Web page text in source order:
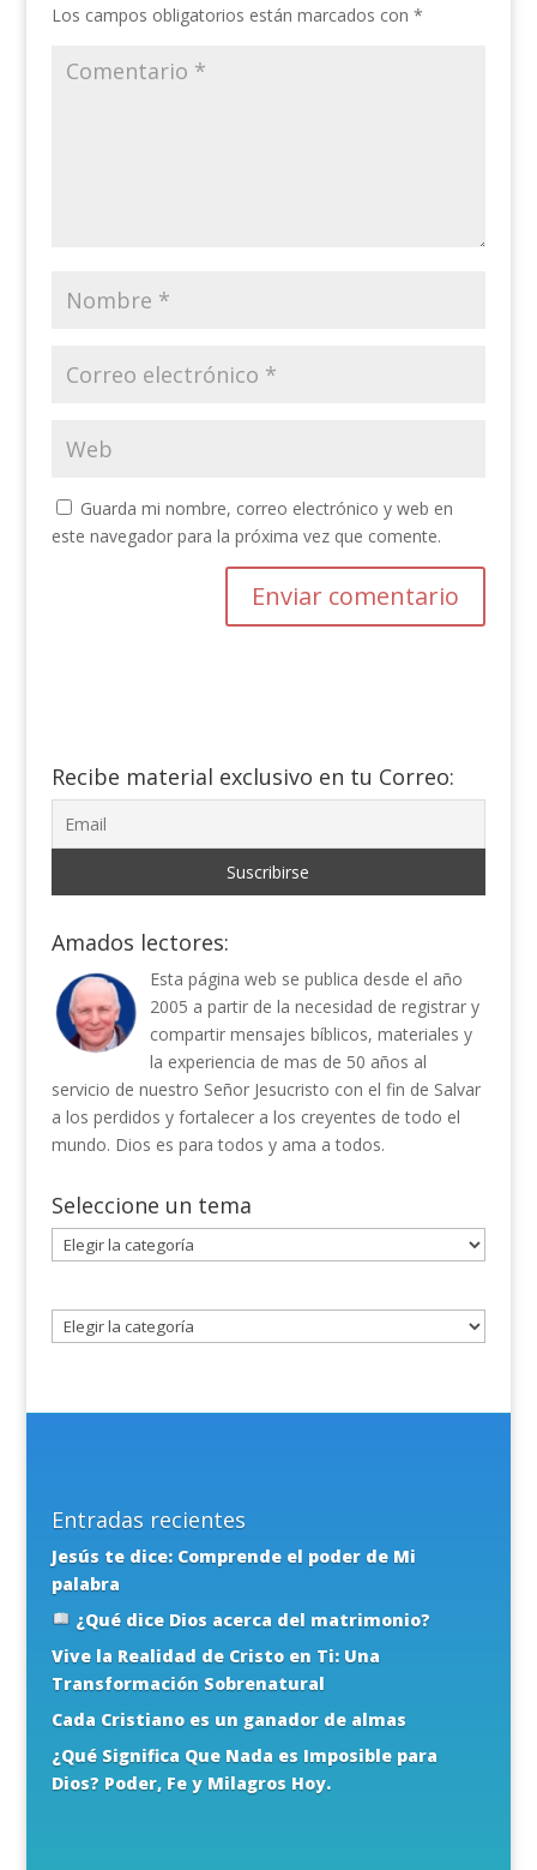
Los campos obligatorios están marcados con *
Guarda mi nombre, correo electrónico y web en
este navegador para la próxima vez que comente.
Recibe material exclusivo en tu Correo:
Amados lectores:
Esta página web se publica desde el año
2005 a partir de la necesidad de registrar y
compartir mensajes bíblicos, materiales y
la experiencia de mas de 50 años al
servicio de nuestro Señor Jesucristo con el fin de Salvar
a los perdidos y fortalecer a los creyentes de todo el
mundo. Dios es para todos y ama a todos.
Seleccione un tema
Seleccione
un
Entradas recientes
Jesús te dice: Comprende el poder de Mi
palabra
¿Qué dice Dios acerca del matrimonio?
Vive la Realidad de Cristo en Ti: Una
Transformación Sobrenatural
Cada Cristiano es un ganador de almas
¿Qué Significa Que Nada es Imposible para
Dios? Poder, Fe y Milagros Hoy.